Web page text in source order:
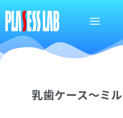
乳歯ケース～ミ